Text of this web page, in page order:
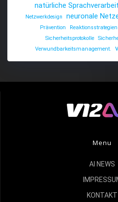
natürliche
Netzwerkdesign
neuronale
Prävention
Reaktionsstrategien
Sicherheitsprotokolle
Verwundbarkeitsmanagement.
Menu
AI NEWS
KONTAKT